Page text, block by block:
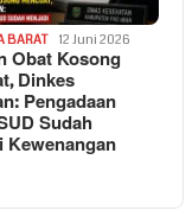
BARAT 12 Juni 2026
Obat Kosong
Dinkes
Pengadaan
Sudah
Kewenangan